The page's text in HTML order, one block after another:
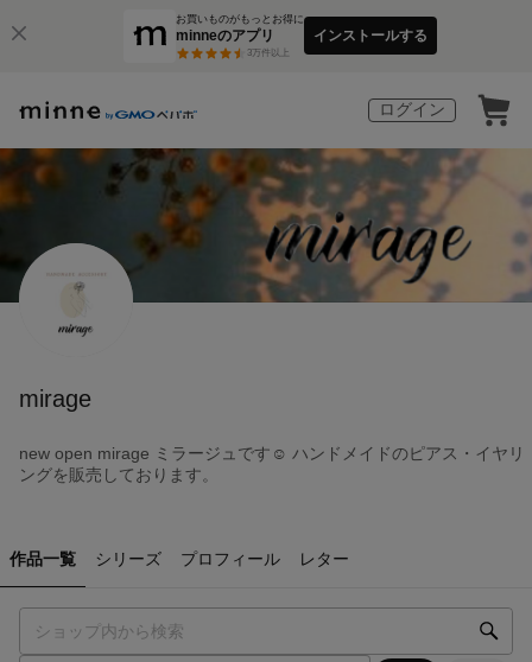
お買いものがもっとお得に
minneのアプリ
3万件以上
インストールする
ログイン
mirage
new open mirage ミラージュです☺︎ ハンドメイドのピアス・イヤリ
ングを販売しております。
作品一覧 シリーズ プロフィール レター